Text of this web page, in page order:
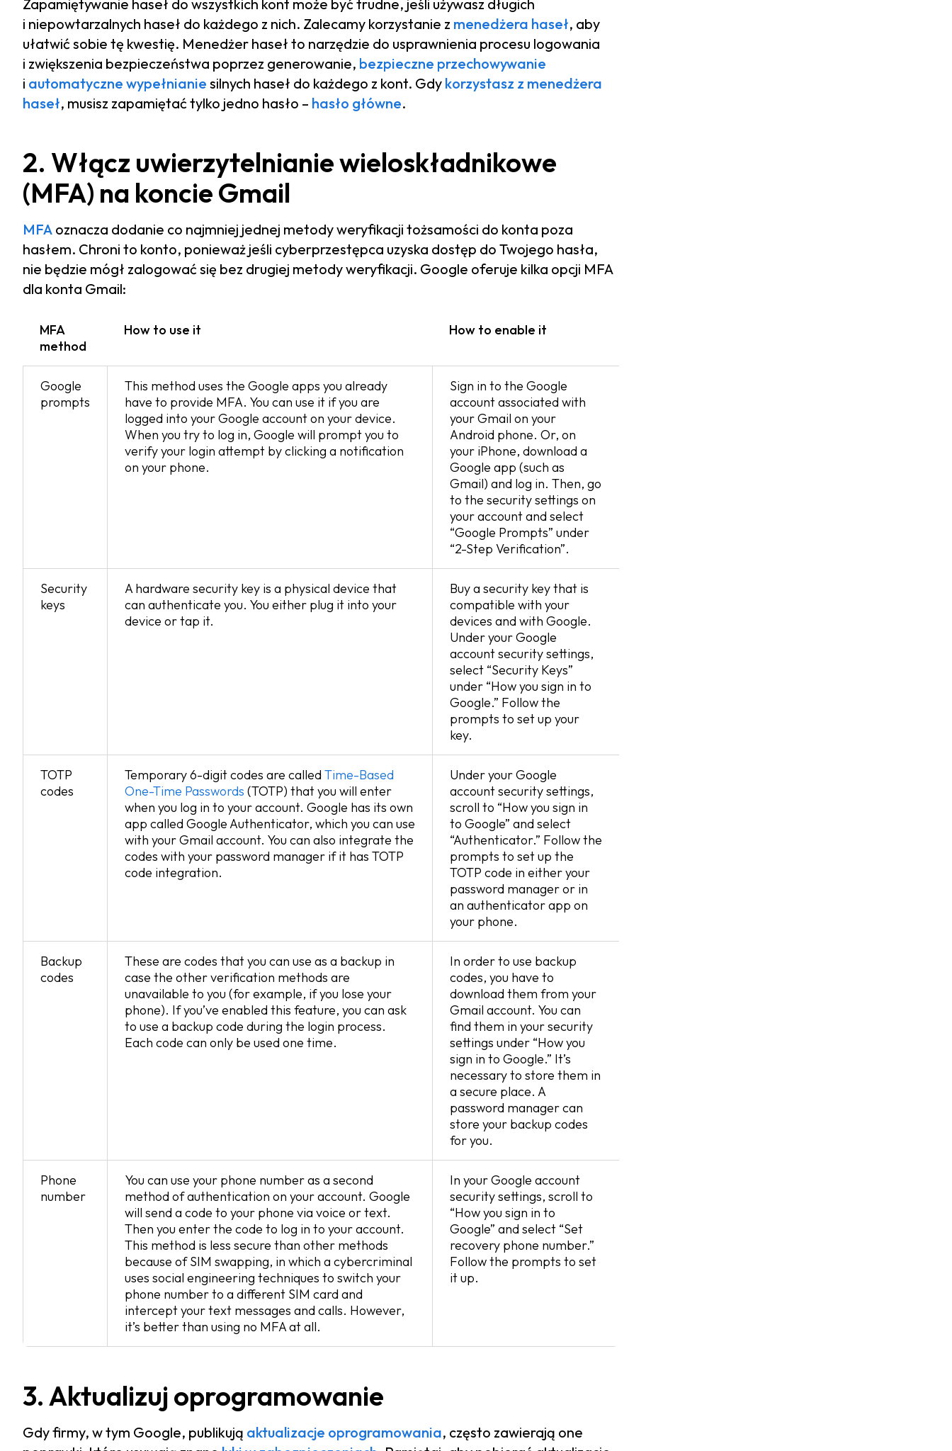
Zapamiętywanie haseł do wszystkich kont może być trudne, jeśli używasz długich
i niepowtarzalnych haseł do każdego z nich. Zalecamy korzystanie z menedżera haseł, aby
ułatwić sobie tę kwestię. Menedżer haseł to narzędzie do usprawnienia procesu logowania
i zwiększenia bezpieczeństwa poprzez generowanie, bezpieczne przechowywanie
i automatyczne wypełnianie silnych haseł do każdego z kont. Gdy korzystasz z menedżera
haseł, musisz zapamiętać tylko jedno hasło – hasło główne.
2. Włącz uwierzytelnianie wieloskładnikowe
(MFA) na koncie Gmail
MFA oznacza dodanie co najmniej jednej metody weryfikacji tożsamości do konta poza
hasłem. Chroni to konto, ponieważ jeśli cyberprzestępca uzyska dostęp do Twojego hasła,
nie będzie mógł zalogować się bez drugiej metody weryfikacji. Google oferuje kilka opcji MFA
dla konta Gmail:
MFA
method
How to use it How to enable it
Google
prompts
This method uses the Google apps you already
have to provide MFA. You can use it if you are
logged into your Google account on your device.
When you try to log in, Google will prompt you to
verify your login attempt by clicking a notification
on your phone.
Sign in to the Google
account associated with
your Gmail on your
Android phone. Or, on
your iPhone, download a
Google app (such as
Gmail) and log in. Then, go
to the security settings on
your account and select
“Google Prompts” under
“2-Step Verification”.
Security
keys
A hardware security key is a physical device that
can authenticate you. You either plug it into your
device or tap it.
Buy a security key that is
compatible with your
devices and with Google.
Under your Google
account security settings,
select “Security Keys”
under “How you sign in to
Google.” Follow the
prompts to set up your
key.
TOTP
codes
Temporary 6-digit codes are calledTime-Based
One-Time Passwords (TOTP) that you will enter
when you log in to your account. Google has its own
app called Google Authenticator, which you can use
with your Gmail account. You can also integrate the
codes with your password manager if it has TOTP
code integration.
Under your Google
account security settings,
scroll to “How you sign in
to Google” and select
“Authenticator.” Follow the
prompts to set up the
TOTP code in either your
password manager or in
an authenticator app on
your phone.
Backup
codes
These are codes that you can use as a backup in
case the other verification methods are
unavailable to you (for example, if you lose your
phone). If you’ve enabled this feature, you can ask
to use a backup code during the login process.
Each code can only be used one time.
In order to use backup
codes, you have to
download them from your
Gmail account. You can
find them in your security
settings under “How you
sign in to Google.” It’s
necessary to store them in
a secure place. A
password manager can
store your backup codes
for you.
Phone
number
You can use your phone number as a second
method of authentication on your account. Google
will send a code to your phone via voice or text.
Then you enter the code to log in to your account.
This method is less secure than other methods
because of SIM swapping, in which a cybercriminal
uses social engineering techniques to switch your
phone number to a different SIM card and
intercept your text messages and calls. However,
it’s better than using no MFA at all.
In your Google account
security settings, scroll to
“How you sign in to
Google” and select “Set
recovery phone number.”
Follow the prompts to set
it up.
3. Aktualizuj oprogramowanie
Gdy firmy, w tym Google, publikują aktualizacje oprogramowania, często zawierają one